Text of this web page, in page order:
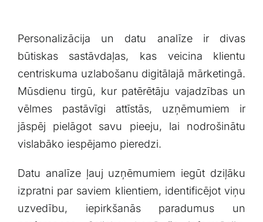
Personalizācija⁢ un datu ⁢analīze ir divas
būtiskas sastāvdaļas, kas veicina klientu
centriskuma uzlabošanu ‌digitālajā mārketingā.
Mūsdienu ⁣tirgū,⁤ kur patērētāju vajadzības‍ un‌
vēlmes pastāvīgi attīstās, ⁤uzņēmumiem ir
jāspēj pielāgot savu pieeju, lai ⁢nodrošinātu
vislabāko iespējamo‌ pieredzi.
Datu analīze ļauj uzņēmumiem ⁢iegūt‍ dziļāku
izpratni par saviem klientiem, identificējot viņu
uzvedību, iepirkšanās paradumus ​un